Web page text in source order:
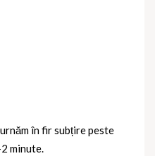
în fir subțire peste
minute.